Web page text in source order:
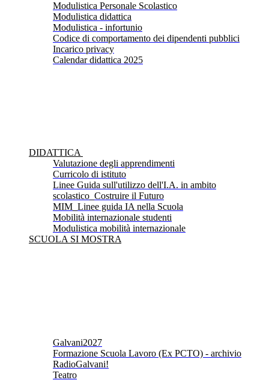
Modulistica Personale Scolastico
Modulistica didattica
Modulistica - infortunio
Codice di comportamento dei dipendenti pubblici
Incarico privacy
Calendar didattica 2025
DIDATTICA
Valutazione degli apprendimenti
Curricolo di istituto
Linee Guida sull'utilizzo dell'I.A. in ambito
scolastico_Costruire il Futuro
MIM_Linee guida IA nella Scuola
Mobilità internazionale studenti
Modulistica mobilità internazionale
SCUOLA SI MOSTRA
Galvani2027
Formazione Scuola Lavoro (Ex PCTO) - archivio
RadioGalvani!
Teatro